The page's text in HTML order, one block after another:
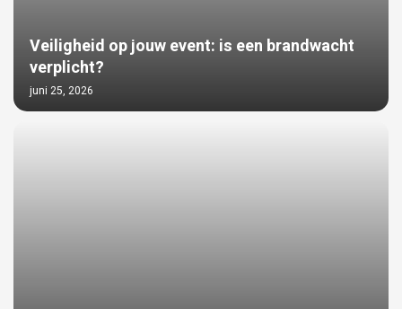
Veiligheid op jouw event: is een brandwacht
verplicht?
juni 25, 2026